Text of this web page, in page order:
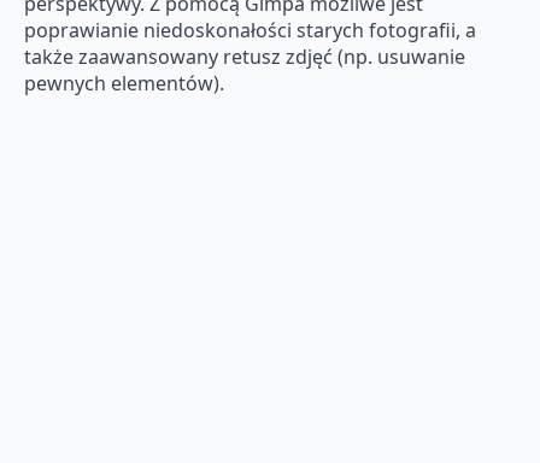
poprawianie niedoskonałości starych fotografii, a
także zaawansowany retusz zdjęć (np. usuwanie
pewnych elementów).